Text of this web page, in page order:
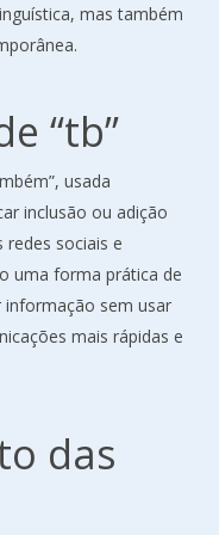
mas também
“tb”
usada
inclusão ou adição
sociais e
uma forma prática de
informação sem usar
mais rápidas e
das